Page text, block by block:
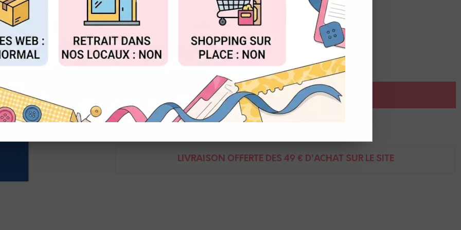
Réf. :KG_SC39
Papier cardstock 30 x 30 cm
240g
Un côté lisse et un côté texturé
AJOUTER AU PANIER
Demande de renseignement
LIVRAISON OFFERTE DÈS 49 € D'ACHAT SUR LE SITE
ACCEPTER TOUT